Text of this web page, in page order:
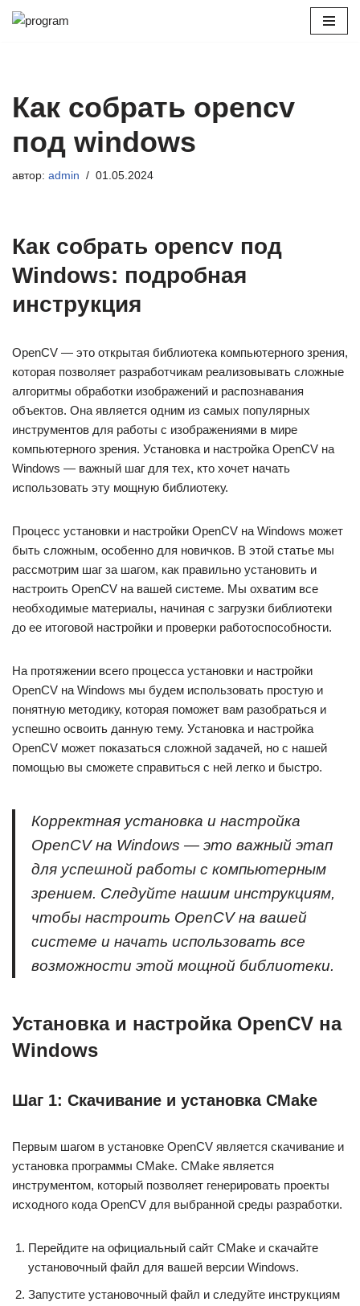
Как собрать opencv
под windows
автор: admin 01.05.2024
Как собрать opencv под
Windows: подробная
инструкция
OpenCV — это открытая библиотека компьютерного зрения,
которая позволяет разработчикам реализовывать сложные
алгоритмы обработки изображений и распознавания
объектов. Она является одним из самых популярных
инструментов для работы с изображениями в мире
компьютерного зрения. Установка и настройка OpenCV на
Windows — важный шаг для тех, кто хочет начать
использовать эту мощную библиотеку.
Процесс установки и настройки OpenCV на Windows может
быть сложным, особенно для новичков. В этой статье мы
рассмотрим шаг за шагом, как правильно установить и
настроить OpenCV на вашей системе. Мы охватим все
необходимые материалы, начиная с загрузки библиотеки
до ее итоговой настройки и проверки работоспособности.
На протяжении всего процесса установки и настройки
OpenCV на Windows мы будем использовать простую и
понятную методику, которая поможет вам разобраться и
успешно освоить данную тему. Установка и настройка
OpenCV может показаться сложной задачей, но с нашей
помощью вы сможете справиться с ней легко и быстро.
Корректная установка и настройка
OpenCV на Windows — это важный этап
для успешной работы с компьютерным
зрением. Следуйте нашим инструкциям,
чтобы настроить OpenCV на вашей
системе и начать использовать все
возможности этой мощной библиотеки.
Установка и настройка OpenCV на
Windows
Шаг 1: Скачивание и установка CMake
Первым шагом в установке OpenCV является скачивание и
установка программы CMake. CMake является
инструментом, который позволяет генерировать проекты
исходного кода OpenCV для выбранной среды разработки.
Перейдите на официальный сайт CMake и скачайте
установочный файл для вашей версии Windows.
Запустите установочный файл и следуйте инструкциям